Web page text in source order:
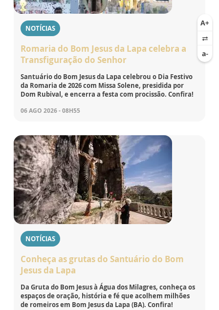
NOTÍCIAS
Romaria do Bom Jesus da Lapa celebra a
Transfiguração do Senhor
Santuário do Bom Jesus da Lapa celebrou o Dia Festivo
da Romaria de 2026 com Missa Solene, presidida por
Dom Rubival, e encerra a festa com procissão. Confira!
06 AGO 2026 - 08H55
NOTÍCIAS
Conheça as grutas do Santuário do Bom
Jesus da Lapa
Da Gruta do Bom Jesus à Água dos Milagres, conheça os
espaços de oração, história e fé que acolhem milhões
de romeiros em Bom Jesus da Lapa (BA). Confira!